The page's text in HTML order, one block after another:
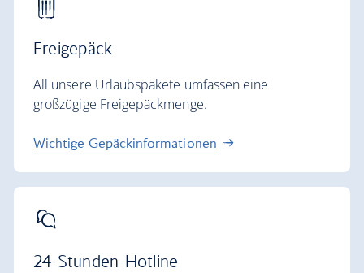
Freigepäck
All unsere Urlaubspakete umfassen eine
großzügige Freigepäckmenge.
Wichtige Gepäckinformationen
24-Stunden-Hotline